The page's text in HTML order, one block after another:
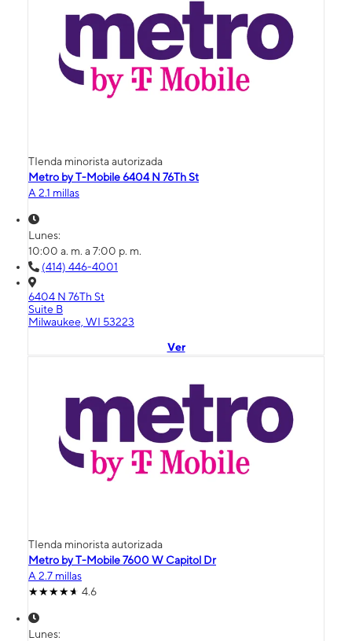
TIenda minorista autorizada
Metro by T-Mobile 6404 N 76Th St
A 2.1 millas
Lunes:
10:00 a. m. a 7:00 p. m.
(414) 446-4001
6404 N 76Th St
Suite B
Milwaukee, WI 53223
Ver
TIenda minorista autorizada
Metro by T-Mobile 7600 W Capitol Dr
A 2.7 millas
4.6
Lunes: